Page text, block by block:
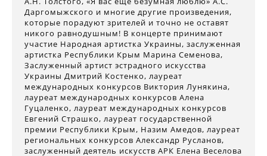
Даргомыжского и многие другие произведения,
которые порадуют зрителей и точно не оставят
никого равнодушным! В концерте принимают
участие Народная артистка Украины, заслуженная
артистка Республики Крым Марина Семенова,
Заслуженный артист эстрадного искусства
Украины Дмитрий Костенко, лауреат
международных конкурсов Виктория Лунякина,
лауреат международных конкурсов Алена
Гуцаленко, лауреат международных конкурсов
Евгений Страшко, лауреат государственной
премии Республики Крым, Назим Амедов, лауреат
региональных конкурсов Александр Русланов,
заслуженный деятель искусств АРК Елена Веселова